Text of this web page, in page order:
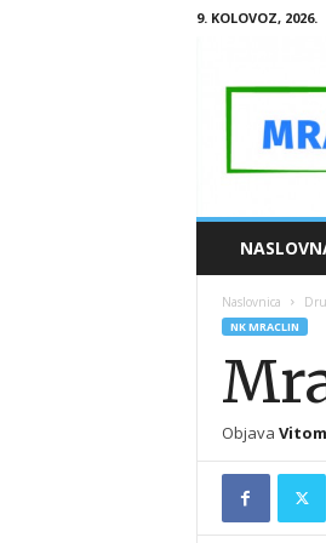
9. KOLOVOZ, 2026.
M
A
R
Naslovnica
NK MRACLIN
Objava